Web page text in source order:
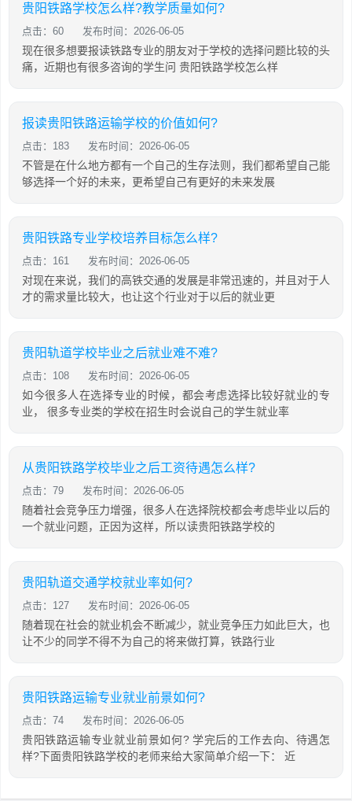
贵阳铁路学校怎么样?教学质量如何?
点击：60 发布时间：2026-06-05
现在很多想要报读铁路专业的朋友对于学校的选择问题比较的头
痛，近期也有很多咨询的学生问 贵阳铁路学校怎么样
报读贵阳铁路运输学校的价值如何?
点击：183 发布时间：2026-06-05
不管是在什么地方都有一个自己的生存法则，我们都希望自己能
够选择一个好的未来，更希望自己有更好的未来发展
贵阳铁路专业学校培养目标怎么样?
点击：161 发布时间：2026-06-05
对现在来说，我们的高铁交通的发展是非常迅速的，并且对于人
才的需求量比较大，也让这个行业对于以后的就业更
贵阳轨道学校毕业之后就业难不难?
点击：108 发布时间：2026-06-05
如今很多人在选择专业的时候，都会考虑选择比较好就业的专
业， 很多专业类的学校在招生时会说自己的学生就业率
从贵阳铁路学校毕业之后工资待遇怎么样?
点击：79 发布时间：2026-06-05
随着社会竞争压力增强，很多人在选择院校都会考虑毕业以后的
一个就业问题，正因为这样，所以读贵阳铁路学校的
贵阳轨道交通学校就业率如何?
点击：127 发布时间：2026-06-05
随着现在社会的就业机会不断减少，就业竞争压力如此巨大，也
让不少的同学不得不为自己的将来做打算，铁路行业
贵阳铁路运输专业就业前景如何?
点击：74 发布时间：2026-06-05
贵阳铁路运输专业就业前景如何? 学完后的工作去向、待遇怎
样?下面贵阳铁路学校的老师来给大家简单介绍一下： 近